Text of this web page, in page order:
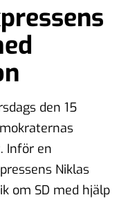
den 15
Inför en
Niklas
om SD med hjälp